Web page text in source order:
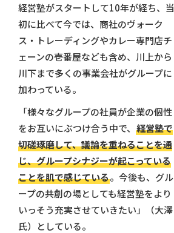
経営塾がスタートして10年が経ち、当
初に比べて今では、商社のヴォーク
ス・トレーディングやカレー専門店チ
ェーンの壱番屋なども含め、川上から
川下まで多くの事業会社がグループに
加わっている。
「様々なグループの社員が企業の個性
をお互いにぶつけ合う中で、 経営塾で
切磋琢磨して、議論を重ねることを通
じ、グループシナジーが起こっている
ことを肌で感じている。今後も、グル
ープの共創の場としても経営塾をより
いっそう充実させていきたい」（大澤
氏）としている。